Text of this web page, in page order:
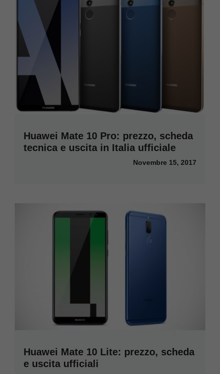
Huawei Mate 10 Pro: prezzo, scheda
tecnica e uscita in Italia ufficiale
Novembre 15, 2017
Huawei Mate 10 Lite: prezzo, scheda
e uscita ufficiali